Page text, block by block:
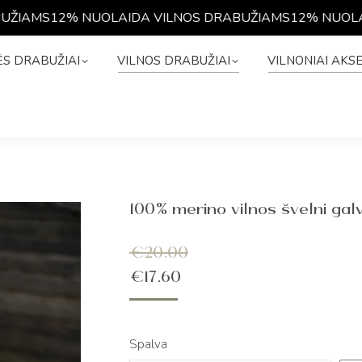
12% NUOLAIDA VILNOS DRABUŽIAMS12%
DRABUŽIAI VILNOS DRABUŽIAI VILNONIAI
100% merino vilnos švelni
€20.00
€17.60
Spalva
DRABUŽIAI VILNOS DRABUŽIAI VILNONIAI